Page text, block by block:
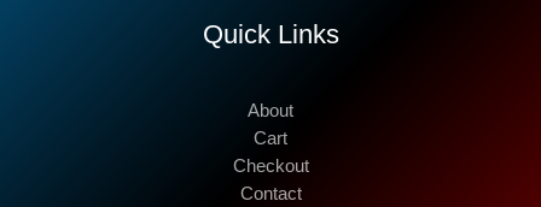
Quick Links
About
Cart
Checkout
Contact